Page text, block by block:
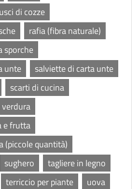
di cozze
rafia (fibra naturale)
sporche
unte
salviette di carta unte
scarti di cucina
e frutta
(piccole quantità)
sughero
tagliere in legno
terriccio per piante
uova